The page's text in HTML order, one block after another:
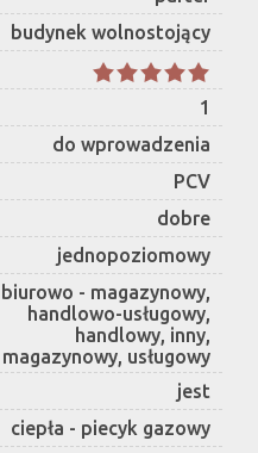
budynek wolnostojący
1
do wprowadzenia
PCV
dobre
jednopoziomowy
biurowo - magazynowy,
handlowo-usługowy,
handlowy, inny,
magazynowy, usługowy
jest
ciepła - piecyk gazowy